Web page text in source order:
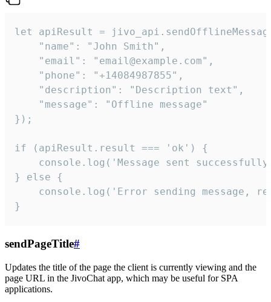
let apiResult =
    "name": "John Smith",
    "email": "email@example.com",
    "phone": "+14084987855",
    "description": "Description text",
    "message": "Offline message"
});
if (apiResult.result === 'ok') {
console.log('Message sent
} else {
console.log('Error sending message,
}
sendPageTitle#
Updates the title of the page the client is currently viewing and the
page URL in the JivoChat app, which may be useful for SPA
applications.